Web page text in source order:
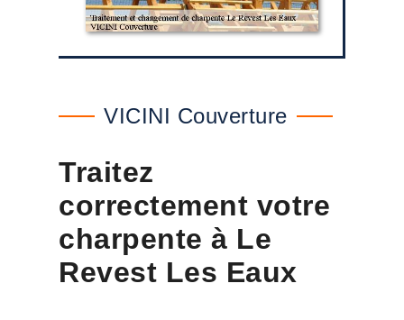
VICINI Couverture
Traitez
correctement votre
charpente à Le
Revest Les Eaux